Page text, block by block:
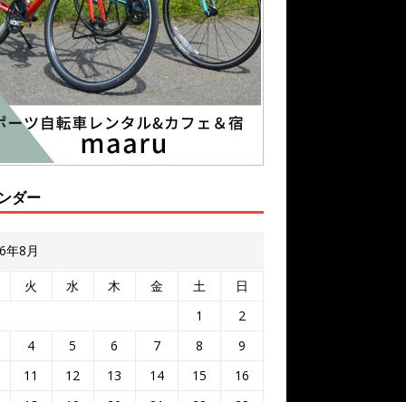
ダー
年8月
火 水 木 金 土
日
1
2
4
5 6 7 8
9
11
12 13 14 15
16